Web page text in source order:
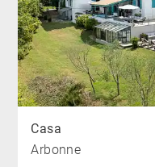
Casa
Arbonne